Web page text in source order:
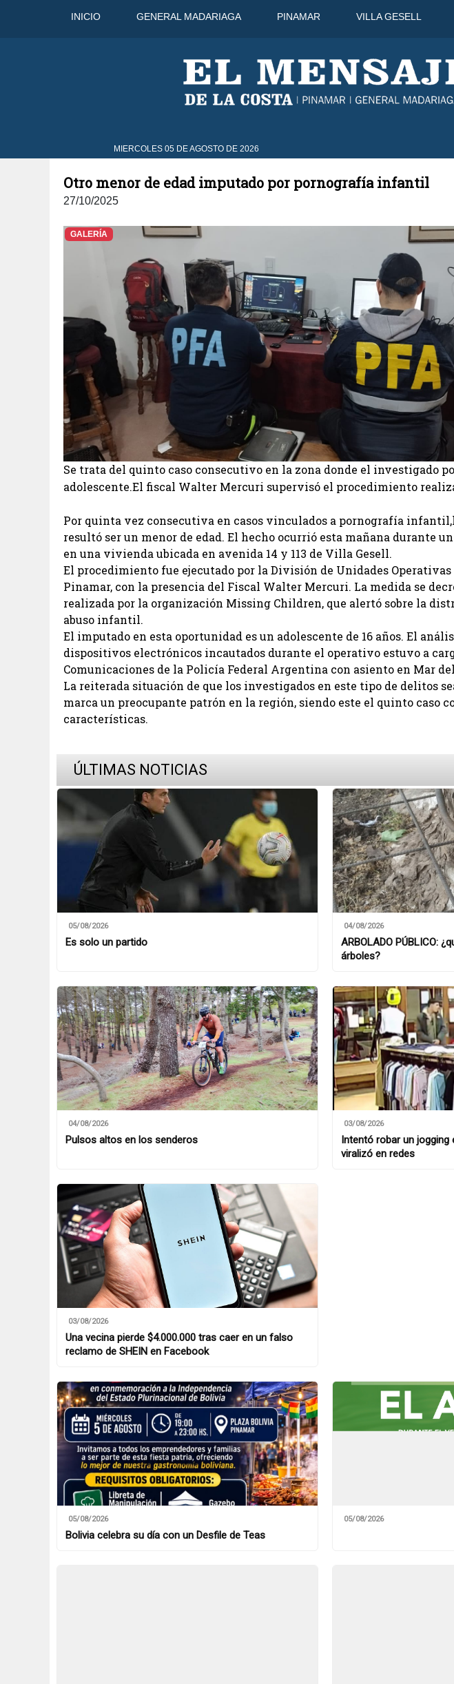
INICIO GENERAL MADARIAGA PINAMAR VILLA GESELL
MIERCOLES 05 DE AGOSTO DE 2026
6 Ago 30°C
Otro menor de edad imputado por pornografía infantil
27/10/2025
GALERÍA
Se trata del quinto caso consecutivo en la zona donde el investigado
adolescente.El fiscal Walter Mercuri supervisó el procedimiento
Por quinta vez consecutiva en casos vinculados a pornografía
resultó ser un menor de edad. El hecho ocurrió esta mañana durante
en una vivienda ubicada en avenida 14 y 113 de Villa Gesell.
El procedimiento fue ejecutado por la División de Unidades Operativas
Pinamar, con la presencia del Fiscal Walter Mercuri. La medida se
realizada por la organización Missing Children, que alertó sobre la
abuso infantil.
El imputado en esta oportunidad es un adolescente de 16 años. El
dispositivos electrónicos incautados durante el operativo estuvo a
Comunicaciones de la Policía Federal Argentina con asiento en Mar
La reiterada situación de que los investigados en este tipo de delitos
marca un preocupante patrón en la región, siendo este el quinto caso
características.
ÚLTIMAS NOTICIAS
05/08/2026
Es solo un partido
04/08/2026
ARBOLADO PÚBLICO:
árboles?
04/08/2026
Pulsos altos en los senderos
03/08/2026
Intentó robar un jogging
viralizó en redes
03/08/2026
Una vecina pierde $4.000.000 tras caer en un falso
reclamo de SHEIN en Facebook
05/08/2026
Bolivia celebra su día con un Desfile de Teas
05/08/2026